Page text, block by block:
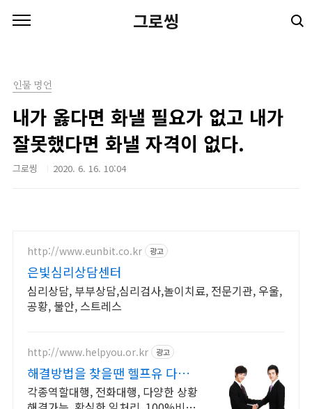
그로씽
인물 명언
내가 옳다면 화낼 필요가 없고 내가
잘못했다면 화낼 자격이 없다.
그로씽 2020. 6. 16. 10:04
http://www.eunbit.co.kr 광고
은빛심리상담센터
심리상담, 부부상담,심리검사,놀이치료, 전문기관, 우울,
공황, 불안, 스트레스
http://www.helpyou.or.kr 광고
해결방법을 찾을땐 헬프유 다양하
고 어려운 상황해결가능
각종역할대행, 전화대행, 다양한 상황